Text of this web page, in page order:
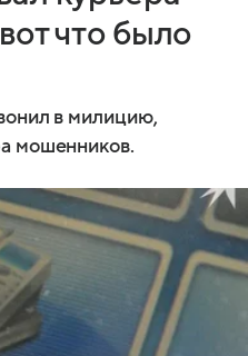
что было
в милицию,
мошенников.